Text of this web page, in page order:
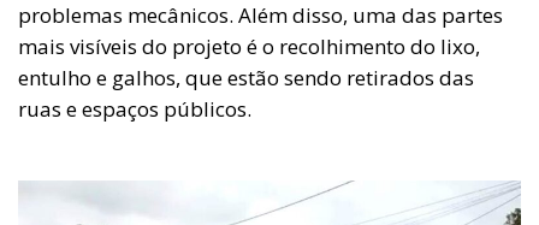
problemas mecânicos. Além disso, uma das partes
mais visíveis do projeto é o recolhimento do lixo,
entulho e galhos, que estão sendo retirados das
ruas e espaços públicos.